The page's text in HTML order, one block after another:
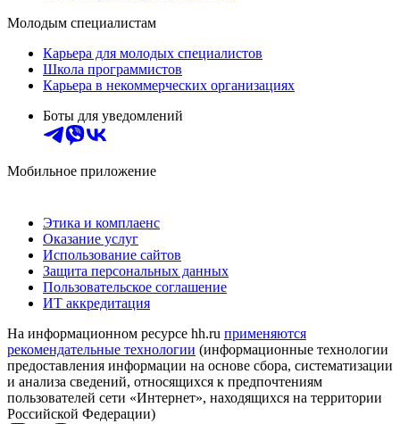
Молодым специалистам
Карьера для молодых специалистов
Школа программистов
Карьера в некоммерческих организациях
Боты для уведомлений
Мобильное приложение
Этика и комплаенс
Оказание услуг
Использование сайтов
Защита персональных данных
Пользовательское соглашение
ИТ аккредитация
На информационном ресурсе hh.ru применяются
рекомендательные технологии (информационные технологии
предоставления информации на основе сбора, систематизации
и анализа сведений, относящихся к предпочтениям
пользователей сети «Интернет», находящихся на территории
Российской Федерации)